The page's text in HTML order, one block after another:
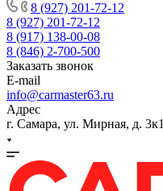
8 (927) 201-72-12
8 (927) 201-72-12
8 (917) 138-00-08
8 (846) 2-700-500
Заказать звонок
E-mail
info@carmaster63.ru
Адрес
г. Самара, ул. Мирная, д. 3к1